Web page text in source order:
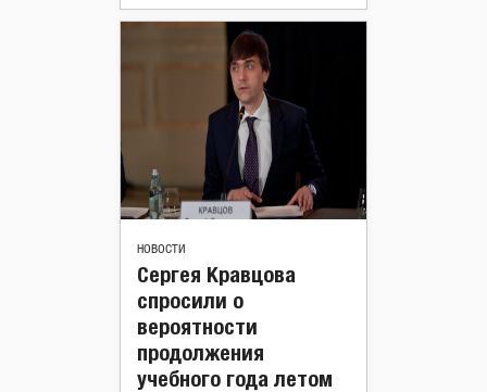
НОВОСТИ
Сергея Кравцова
спросили о
вероятности
продолжения
учебного года летом